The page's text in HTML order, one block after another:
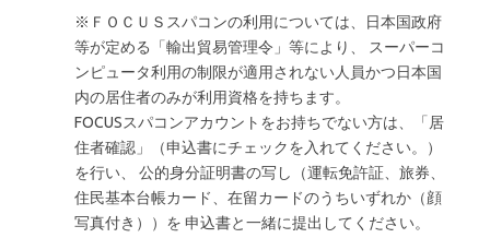
※ＦＯＣＵＳスパコンの利用については、日本国政府
等が定める「輸出貿易管理令」等により、 スーパーコ
ンピュータ利用の制限が適用されない人員かつ日本国
内の居住者のみが利用資格を持ちます。
FOCUSスパコンアカウントをお持ちでない方は、「居
住者確認」（申込書にチェックを入れてください。）
を行い、 公的身分証明書の写し（運転免許証、旅券、
住民基本台帳カード、在留カードのうちいずれか（顔
写真付き））を 申込書と一緒に提出してください。